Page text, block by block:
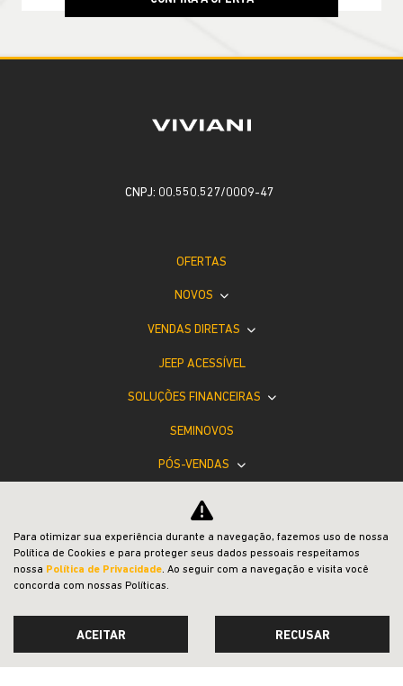
CNPJ: 00.550.527/0009-47
OFERTAS
NOVOS
VENDAS DIRETAS
JEEP ACESSÍVEL
SOLUÇÕES FINANCEIRAS
SEMINOVOS
PÓS-VENDAS
INSTITUCIONAL
BLOG
COMPARATIVO
Para otimizar sua experiência durante a navegação, fazemos uso de nossa
Política de Cookies e para proteger seus dados pessoais respeitamos
nossa Política de Privacidade. Ao seguir com a navegação e visita você
concorda com nossas Políticas.
ACEITAR RECUSAR